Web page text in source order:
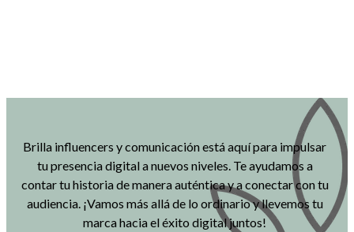
Brilla influencers y comunicación está aquí para impulsar
tu presencia digital a nuevos niveles. Te ayudamos a
contar tu historia de manera auténtica y a conectar con tu
audiencia. ¡Vamos más allá de lo ordinario y llevemos tu
marca hacia el éxito digital juntos!